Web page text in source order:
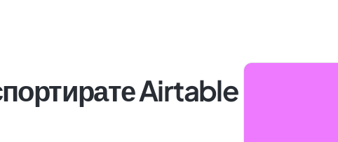
Airtable